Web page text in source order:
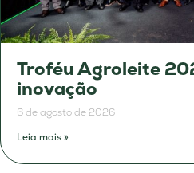
Troféu Agroleite
inovação
6 de agosto de 2026
Leia mais »